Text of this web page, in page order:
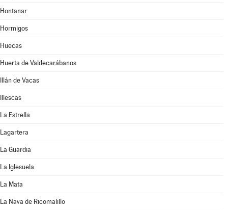
Hontanar
Hormigos
Huecas
Huerta de Valdecarábanos
Illán de Vacas
Illescas
La Estrella
Lagartera
La Guardia
La Iglesuela
La Mata
La Nava de Ricomalillo